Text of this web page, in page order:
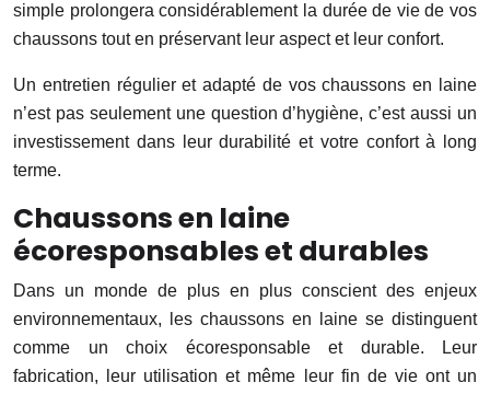
simple prolongera considérablement la durée de vie de vos
chaussons tout en préservant leur aspect et leur confort.
Un entretien régulier et adapté de vos chaussons en laine
n’est pas seulement une question d’hygiène, c’est aussi un
investissement dans leur durabilité et votre confort à long
terme.
Chaussons en laine
écoresponsables et durables
Dans un monde de plus en plus conscient des enjeux
environnementaux, les chaussons en laine se distinguent
comme un choix écoresponsable et durable. Leur
fabrication, leur utilisation et même leur fin de vie ont un